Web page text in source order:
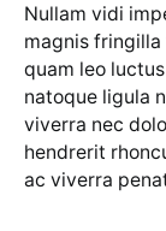
Nullam vidi
magnis
quam leo
natoque ligula
viverra nec
hendrerit
ac viverra